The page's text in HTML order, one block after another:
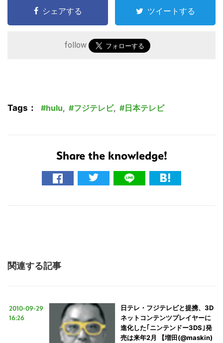
シェアする ツイートする
follow
Tags： hulu, フジテレビ, 日本テレビ
Share the knowledge!
関連する記事
2010-09-29
16:26
日テレ・フジテレビと提携、3D
ネットコンテンツプレイヤーに
進化した｢ニンテンドー3DS｣発
売は来年2月 【増田(@maskin)